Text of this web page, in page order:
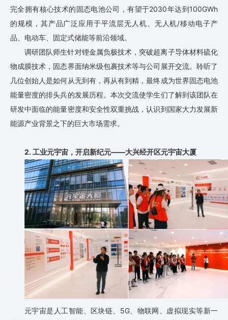
完全拥有核心技术的固态电池公司，有望于2030年达到100GWh
的规模，其产品广泛应用于平流层无人机、无人机/移动电子产
品、电动车、固定式储能等前沿领域。
调研团队师生针对锂金属负极技术，突破超离子导体材料硫化
物成膜技术，固态界面纳米级包裹技术等与公司展开交流。聆听了
几位创始人是如何从无到有，再从有到精，最终成为世界固态电池
能量密度的排头兵的发展历程。本次交流使学生们了解到该团队在
研发中面临的能量密度和安全性双重挑战，认识到国家大力发展新
能源产业背景之下的巨大市场需求。
2. 工业元宇宙，开启新纪元——大兴经开区元宇宙大厦
元宇宙是人工智能、区块链、5G、物联网、虚拟现实等新一